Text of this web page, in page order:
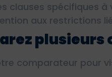
clauses spécifiques
aux restrictions
plusieurs
comparateur pour